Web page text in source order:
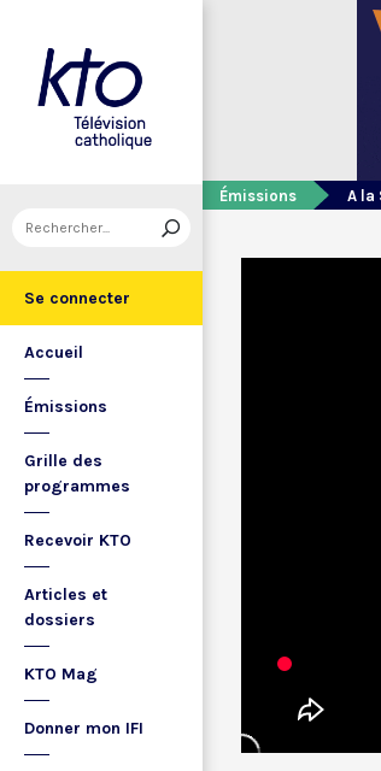
Se connecter
Accueil
Émissions
Grille des
programmes
Recevoir KTO
Articles et
dossiers
KTO Mag
Donner mon IFI
Émissions A la